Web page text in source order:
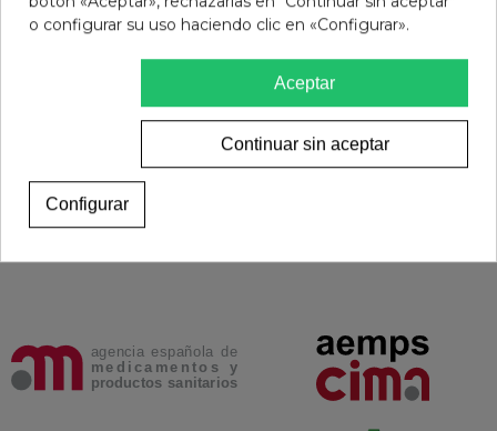
28,95 € 12,95 €
Ver más
o configurar su uso haciendo clic en «Configurar».
Aceptar
Continuar sin aceptar
Configurar